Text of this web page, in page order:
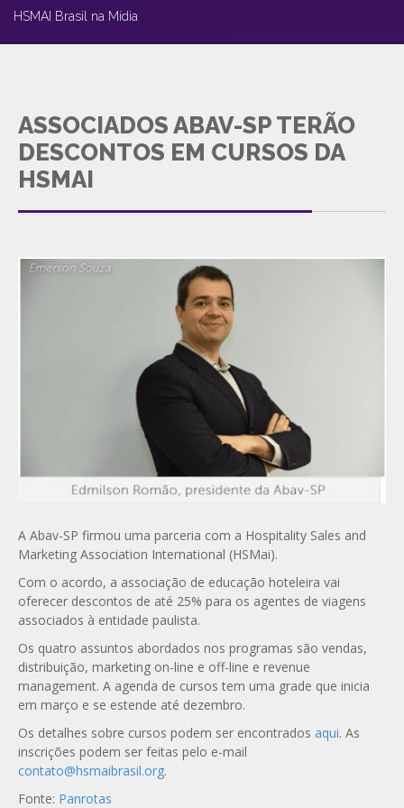
HSMAI Brasil na Mídia
ASSOCIADOS ABAV-SP TERÃO
DESCONTOS EM CURSOS DA
HSMAI
A Abav-SP firmou uma parceria com a Hospitality Sales and
Marketing Association International (HSMai).
Com o acordo, a associação de educação hoteleira vai
oferecer descontos de até 25% para os agentes de viagens
associados à entidade paulista.
Os quatro assuntos abordados nos programas são vendas,
distribuição, marketing on-line e off-line e revenue
management. A agenda de cursos tem uma grade que inicia
em março e se estende até dezembro.
Os detalhes sobre cursos podem ser encontrados aqui. As
inscrições podem ser feitas pelo e-mail
contato@hsmaibrasil.org.
Fonte: Panrotas